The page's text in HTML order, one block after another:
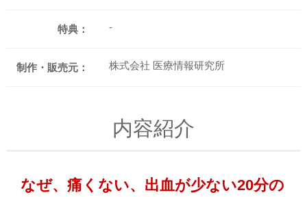
特典： -
制作・販売元： 株式会社 医療情報研究所
内容紹介
なぜ、痛くない、出血が少ない20分の